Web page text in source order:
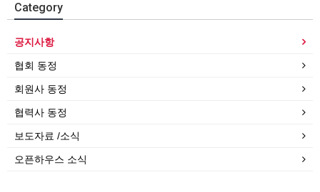
Category
공지사항
협회 동정
회원사 동정
협력사 동정
보도자료 /소식
오픈하우스 소식